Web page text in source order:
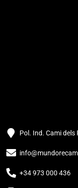
Pol. Ind. Cami dels
+34 973 000 436